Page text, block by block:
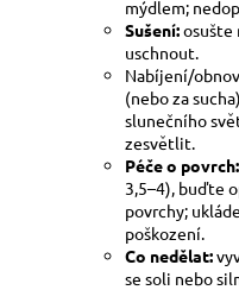
mýdlem;
Sušení:osušte
uschnout.
Nabíjení/
(nebo za
slunečního
zesvětlit.
Péče o povrch:
3,5–4), buďte
povrchy;
poškození.
Co nedělat:
se soli nebo